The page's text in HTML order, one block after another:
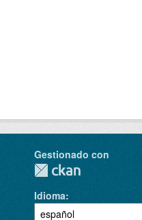
Gestionado con
Idioma